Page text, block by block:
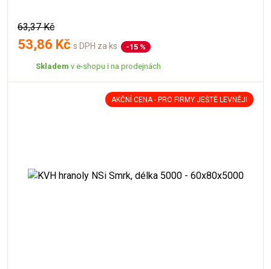
63,37 Kč
53,86 Kč s DPH za ks -15 %
Skladem v e-shopu i na prodejnách
AKČNÍ CENA - PRO FIRMY JEŠTĚ LEVNĚJI